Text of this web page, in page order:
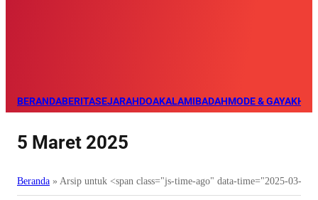
BERANDABERITASEJARAHDOAKALAMIBADAHMODE & GAYA
5 Maret 2025
Beranda » Arsip untuk <span class="js-time-ago" data-time="2025-03-